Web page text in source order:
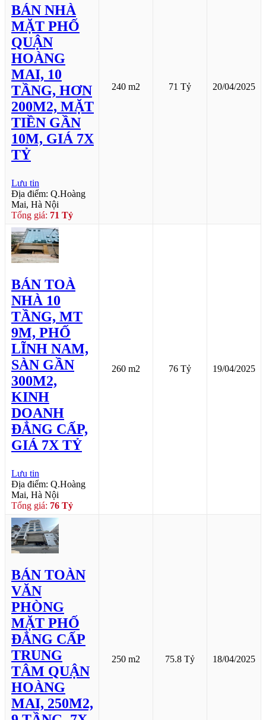
BÁN NHÀ
MẶT PHỐ
QUẬN
HOÀNG
MAI, 10
TẦNG, HƠN
200M2, MẶT
TIỀN GẦN
10M, GIÁ 7X
TỶ
Lưu tin
Địa điểm: Q.Hoàng
Mai, Hà Nội
Tổng giá: 71 Tỷ
240 m2 71 Tỷ 20/04/2025
BÁN TOÀ
NHÀ 10
TẦNG, MT
9M, PHỐ
LĨNH NAM,
SÀN GẦN
300M2,
KINH
DOANH
ĐẲNG CẤP,
GIÁ 7X TỶ
Lưu tin
Địa điểm: Q.Hoàng
Mai, Hà Nội
Tổng giá: 76 Tỷ
260 m2 76 Tỷ 19/04/2025
BÁN TOÀN
VĂN
PHÒNG
MẶT PHỐ
ĐẲNG CẤP
TRUNG
TÂM QUẬN
HOÀNG
MAI, 250M2,
250 m2 75.8 Tỷ 18/04/2025